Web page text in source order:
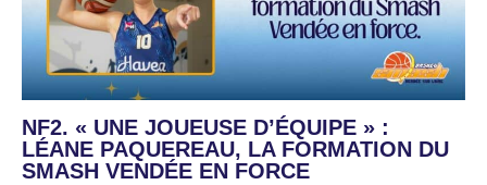
NF2. « UNE JOUEUSE D’ÉQUIPE » :
LÉANE PAQUEREAU, LA FORMATION DU
SMASH VENDÉE EN FORCE